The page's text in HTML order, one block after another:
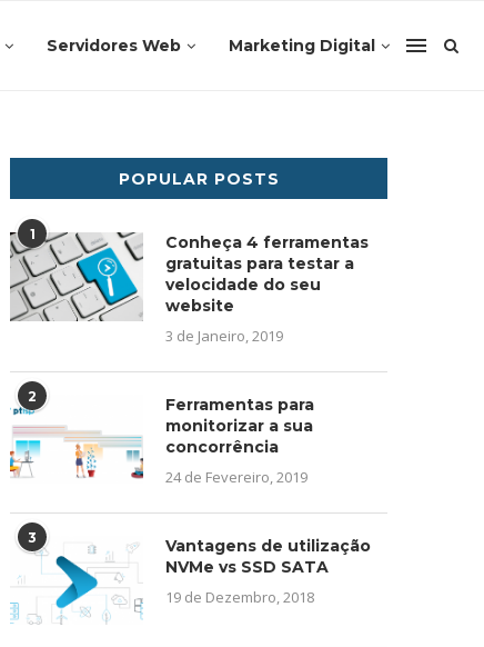
Servidores Web Marketing Digital
POPULAR POSTS
1
Conheça 4 ferramentas
gratuitas para testar a
velocidade do seu
website
3 de Janeiro, 2019
2
Ferramentas para
monitorizar a sua
concorrência
24 de Fevereiro, 2019
3
Vantagens de utilização
NVMe vs SSD SATA
19 de Dezembro, 2018